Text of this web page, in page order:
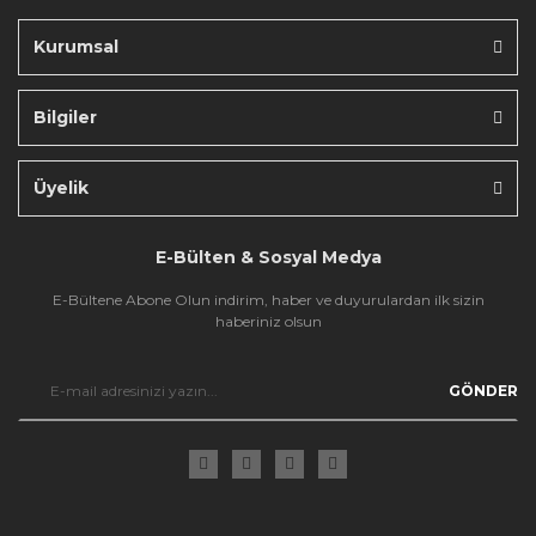
Kurumsal
Bilgiler
Üyelik
E-Bülten & Sosyal Medya
E-Bültene Abone Olun indirim, haber ve duyurulardan ilk sizin
haberiniz olsun
GÖNDER